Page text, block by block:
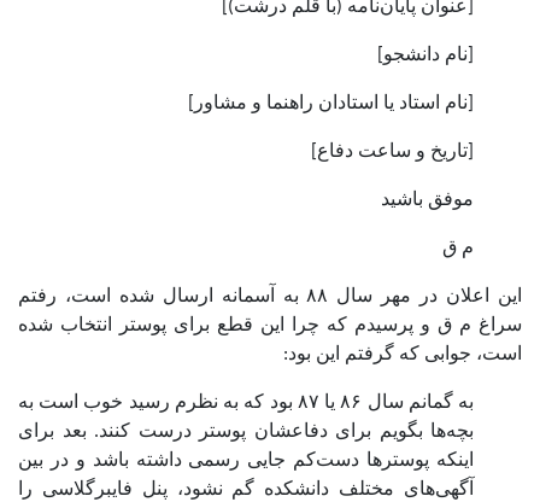
[عنوان پایان‌نامه (با قلم درشت)]
[نام دانشجو]
[نام استاد یا استادان راهنما و مشاور]
[تاریخ و ساعت دفاع]
موفق باشید
م ق
این اعلان در مهر سال ۸۸ به آسمانه ارسال شده است، رفتم
سراغ م ق و پرسیدم که چرا این قطع برای پوستر انتخاب شده
است، جوابی که گرفتم این بود:
به گمانم سال ۸۶ یا ۸۷ بود که به نظرم رسید خوب است به
بچه‌ها بگویم برای دفاعشان پوستر درست کنند. بعد برای
اینکه پوسترها دست‌کم جایی رسمی داشته باشد و در بین
آگهی‌های مختلف دانشکده گم نشود، پنل فایبرگلاسی را